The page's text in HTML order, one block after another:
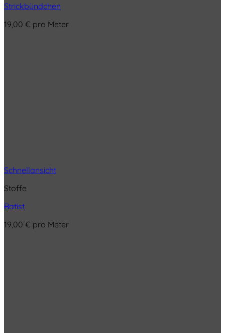
Strickbündchen
19,00 € pro Meter
Schnellansicht
Stoffe
Batist
19,00 € pro Meter